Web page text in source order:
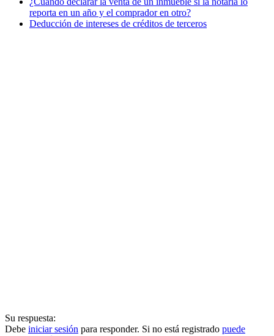
reporta en un año y el comprador en otro?
Deducción de intereses de créditos de terceros
Su respuesta:
Debe iniciar sesión para responder. Si no está registrado puede